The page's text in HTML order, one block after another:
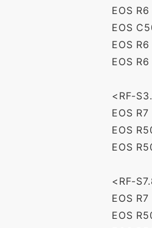
EOS
EOS
EOS
EOS
<RF-
EOS
EOS
EOS
<RF-
EOS
EOS